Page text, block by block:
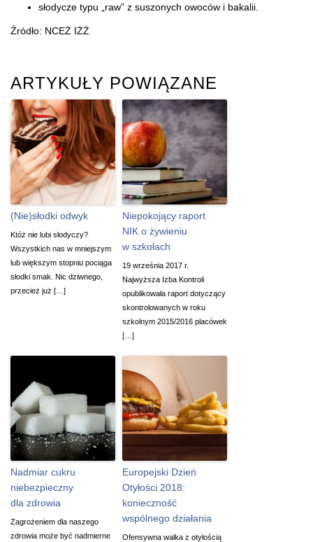
słodycze typu „raw” z suszonych owoców i bakalii.
Źródło: NCEŻ IŻŻ
ARTYKUŁY POWIĄZANE
(Nie)słodki odwyk
Któż nie lubi słodyczy?
Wszystkich nas w mniejszym
lub większym stopniu pociąga
słodki smak. Nic dziwnego,
przecież już […]
Niepokojący raport
NIK o żywieniu
w szkołach
19 września 2017 r.
Najwyższa Izba Kontroli
opublikowała raport dotyczący
skontrolowanych w roku
szkolnym 2015/2016 placówek
[…]
Nadmiar cukru
niebezpieczny
dla zdrowia
Zagrożeniem dla naszego
zdrowia może być nadmierne
Europejski Dzień
Otyłości 2018:
konieczność
wspólnego działania
Ofensywna walka z otyłością